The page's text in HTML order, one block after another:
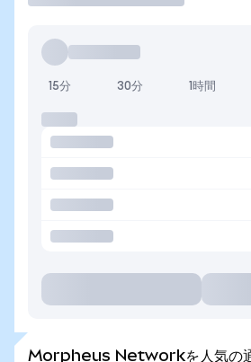
15分 30分 1時間
Morpheus Networkを人気の通